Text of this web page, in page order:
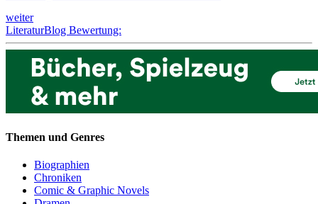
weiter
LiteraturBlog Bewertung:
Themen und Genres
Biographien
Chroniken
Comic & Graphic Novels